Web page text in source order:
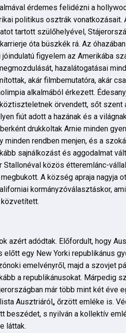
érdemes felidézni a
politikus osztrák vonatkozásait.
tartott szülőhelyével,
óta büszkék rá. Az
figyelem az Amerikába
hazalátogatásai
akár filmbemutatóra, akár
alkalmából érkezett.
örvendett, sőt szent
fiút adott a hazának és a
drukkoltak Arnie minden
minden rendben menjen, és a
sajnálkozást és aggodalmat
Stallonéval közös étteremlánc-
A község apraja nagyja
kormányzóválasztáskor,
azért adódtak. Előfordult, hogy
előtt egy New Yorki republikánus
emelvényről, majd a szovjet
a republikánusokat. Márpedig
már több mint két éve
Ausztriáról„ őrzött emléke is.
beszédet, s nyilván a kollektív
láttak.